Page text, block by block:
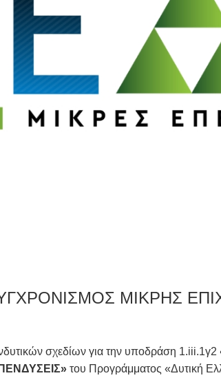
ΜΙΚΡΗΣ
σχεδίων για την υποδράση 1.iii.1γ2
του Προγράμματος «Δυτική